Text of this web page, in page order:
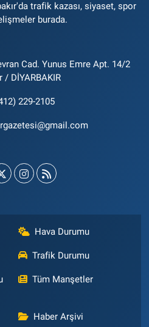
trafik kazası, siyaset, spor
burada.
Cad. Yunus Emre Apt. 14/2
/ DİYARBAKIR
229-2105
Hava Durumu
Trafik Durumu
Tüm Manşetler
Haber Arşivi